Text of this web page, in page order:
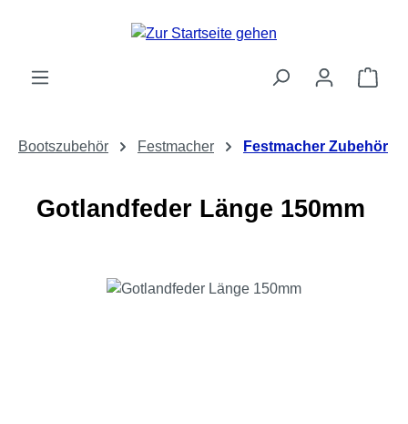
Zum Hauptinhalt springen
Bootszubehör Festmacher Festmacher Zubehör
Gotlandfeder Länge 150mm
Bildergalerie überspringen